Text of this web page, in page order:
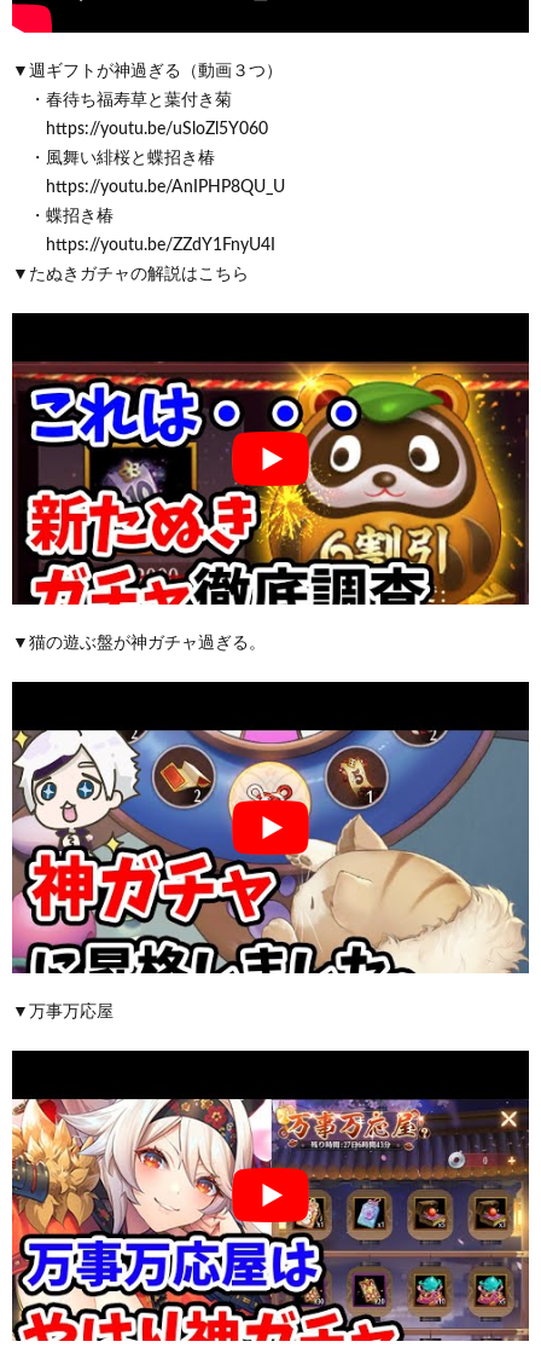
▼週ギフトが神過ぎる（動画３つ）
・春待ち福寿草と葉付き菊
https://youtu.be/uSloZl5Y060
・風舞い緋桜と蝶招き椿
https://youtu.be/AnIPHP8QU_U
・蝶招き椿
https://youtu.be/ZZdY1FnyU4I
▼たぬきガチャの解説はこちら
▼猫の遊ぶ盤が神ガチャ過ぎる。
▼万事万応屋